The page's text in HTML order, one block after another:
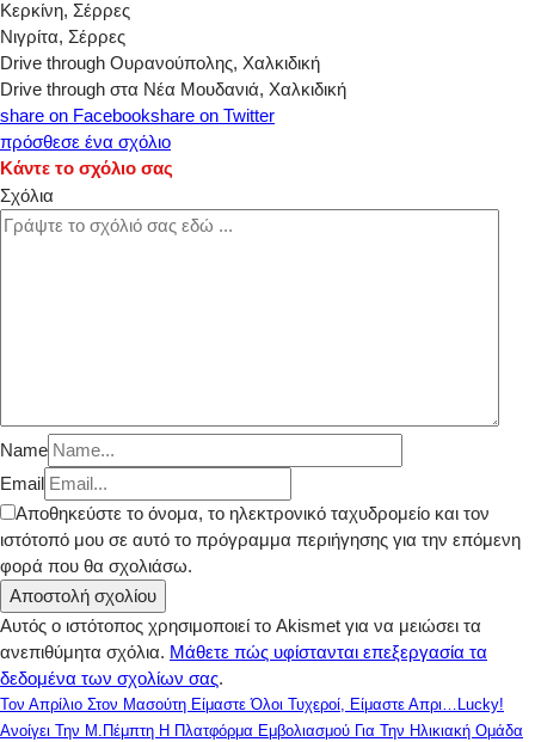
Κερκίνη, Σέρρες
Νιγρίτα, Σέρρες
Drive through Ουρανούπολης, Χαλκιδική
Drive through στα Νέα Μουδανιά, Χαλκιδική
share on Facebookshare on Twitter
πρόσθεσε ένα σχόλιο
Κάντε το σχόλιο σας
Σχόλια
Name
Email
Αποθηκεύστε το όνομα, το ηλεκτρονικό ταχυδρομείο και τον
ιστότοπό μου σε αυτό το πρόγραμμα περιήγησης για την επόμενη
φορά που θα σχολιάσω.
Αυτός ο ιστότοπος χρησιμοποιεί το Akismet για να μειώσει τα
ανεπιθύμητα σχόλια. Μάθετε πώς υφίστανται επεξεργασία τα
δεδομένα των σχολίων σας.
Τον Απρίλιο Στον Μασούτη Είμαστε Όλοι Τυχεροί, Είμαστε Απρι…Lucky!
Ανοίγει Την Μ.Πέμπτη Η Πλατφόρμα Εμβολιασμού Για Την Ηλικιακή Ομάδα